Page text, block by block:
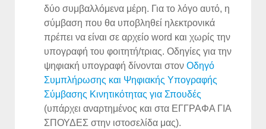
δύο συμβαλλόμενα μέρη. Για το λόγο αυτό, η
σύμβαση που θα υποβληθεί ηλεκτρονικά
πρέπει να είναι σε αρχείο word και χωρίς την
υπογραφή του φοιτητή/τριας. Oδηγίες για την
ψηφιακή υπογραφή δίνονται στον Οδηγό
Συμπλήρωσης και Ψηφιακής Υπογραφής
Σύμβασης Κινητικότητας για Σπουδές
(υπάρχει αναρτημένος και στα ΕΓΓΡΑΦΑ ΓΙΑ
ΣΠΟΥΔΕΣ στην ιστοσελίδα μας).